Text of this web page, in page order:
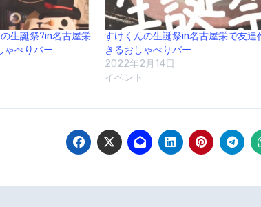
生誕祭?in名古屋栄
ゃべりバー
すけくんの生誕祭in名古屋栄で友達
きるおしゃべりバー
2022年2月14日
イベント